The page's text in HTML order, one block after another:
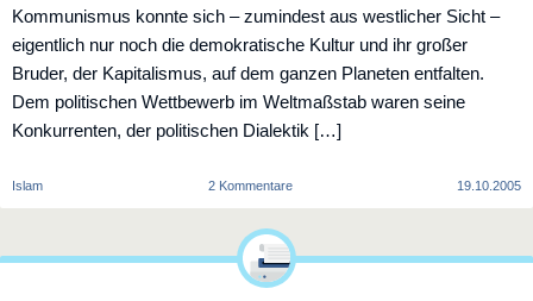
Kommunismus konnte sich – zumindest aus westlicher Sicht –
eigentlich nur noch die demokratische Kultur und ihr großer
Bruder, der Kapitalismus, auf dem ganzen Planeten entfalten.
Dem politischen Wettbewerb im Weltmaßstab waren seine
Konkurrenten, der politischen Dialektik […]
Islam 2 Kommentarezu
Islam
moderne
Politik
19.10.2005